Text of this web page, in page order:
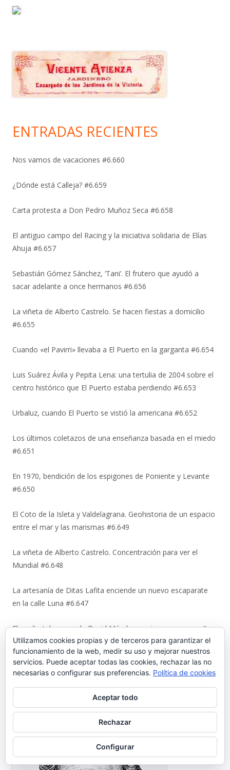
ENTRADAS RECIENTES
Nos vamos de vacaciones #6.660
¿Dónde está Calleja? #6.659
Carta protesta a Don Pedro Muñoz Seca #6.658
El antiguo campo del Racing y la iniciativa solidaria de Elías
Ahuja #6.657
Sebastián Gómez Sánchez, ‘Tani’. El frutero que ayudó a
sacar adelante a once hermanos #6.656
La viñeta de Alberto Castrelo. Se hacen fiestas a domicilio
#6.655
Cuando «el Pavirri» llevaba a El Puerto en la garganta #6.654
Luis Suárez Ávila y Pepita Lena: una tertulia de 2004 sobre el
centro histórico que El Puerto estaba perdiendo #6.653
Urbaluz, cuando El Puerto se vistió la americana #6.652
Los últimos coletazos de una enseñanza basada en el miedo
#6.651
En 1970, bendición de los espigones de Poniente y Levante
#6.650
El Coto de la Isleta y Valdelagrana. Geohistoria de un espacio
entre el mar y las marismas #6.649
La viñeta de Alberto Castrelo. Concentración para ver el
Mundial #6.648
La artesanía de Ditas Lafita enciende un nuevo escaparate
en la calle Luna #6.647
El sueño tabernero de David Méndez se sirve en vaso en ‘La
Media Chica’ #6.646
Quienes somos
Director: José María Morillo
Utilizamos cookies propias y de terceros para garantizar el
funcionamiento de la web, medir su uso y mejorar nuestros
servicios. Puede aceptar todas las cookies, rechazar las no
necesarias o configurar sus preferencias. Política de cookies
Aceptar todo
Rechazar
Configurar